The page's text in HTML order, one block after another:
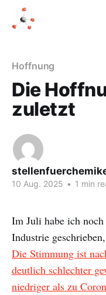
Hoffnung
Die
zuletzt
10 Aug. 2025 • 1 min
Im Juli habe ich noch
Industrie
Die Stimmung ist
deutlich schlechter
niedriger als zu